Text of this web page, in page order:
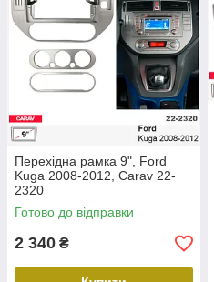
Перехідна рамка 9", Ford
Kuga 2008-2012, Carav 22-
2320
Готово до відправки
2 340 ₴